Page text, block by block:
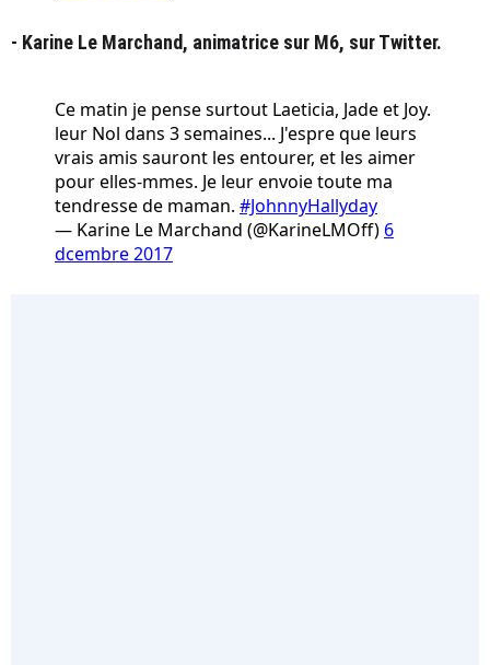
- Karine Le Marchand, animatrice sur M6, sur Twitter.
Ce matin je pense surtout Laeticia, Jade et Joy.
leur Nol dans 3 semaines... J'espre que leurs
vrais amis sauront les entourer, et les aimer
pour elles-mmes. Je leur envoie toute ma
tendresse de maman. #JohnnyHallyday
— Karine Le Marchand (@KarineLMOff) 6
dcembre 2017